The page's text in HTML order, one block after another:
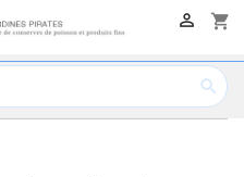
shopping_cart

